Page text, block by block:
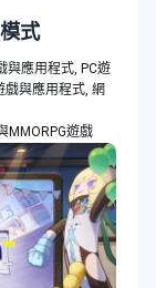
式
與應用程式, PC遊
戲與應用程式,網
MMORPG遊戲